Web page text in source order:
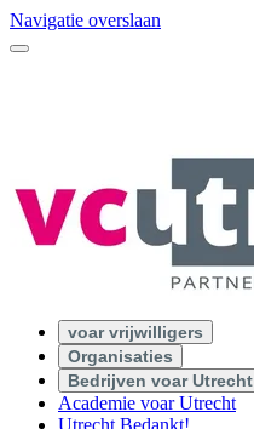
Navigatie overslaan
voar vrijwilligers
Organisaties
Bedrijven voar Utrecht
Academie voar Utrecht
Utrecht Bedankt!